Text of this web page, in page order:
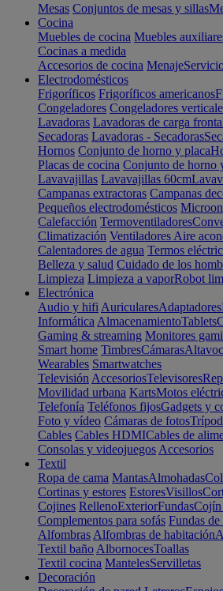
Mesas Conjuntos de mesas y sillas
Cocina
Muebles de cocina Muebles
Cocinas a medida
Accesorios de cocina Menaje
Electrodomésticos
Frigoríficos Frigoríficos americanos
Congeladores Congeladores
Lavadoras Lavadoras de carga
Secadoras Lavadoras - Secadoras
Hornos Conjunto de horno y placa
Placas de cocina Conjunto de horno
Lavavajillas Lavavajillas 60cm
Campanas extractoras Campanas
Pequeños electrodomésticos
Calefacción Termoventiladores
Climatización Ventiladores Aire
Calentadores de agua Termos
Belleza y salud Cuidado de los
Limpieza Limpieza a vaporRobot
Electrónica
Audio y hifi AuricularesAdaptadores
Informática AlmacenamientoTablets
Gaming & streaming Monitores
Smart home TimbresCámaras
Wearables Smartwatches
Televisión AccesoriosTelevisores
Movilidad urbana KartsMotos
Telefonía Teléfonos fijosGadgets y
Foto y vídeo Cámaras de fotos
Cables Cables HDMICables de
Consolas y videojuegos Accesorios
Textil
Ropa de cama MantasAlmohadas
Cortinas y estores EstoresVisillos
Cojines RellenoExteriorFundasCojín
Complementos para sofás Fundas de
Alfombras Alfombras de habitación
Textil baño AlbornocesToallas
Textil cocina MantelesServilletas
Decoración